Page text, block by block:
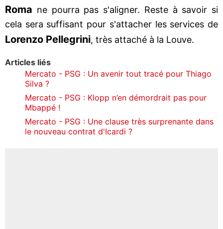
Roma ne pourra pas s'aligner. Reste à savoir si
cela sera suffisant pour s'attacher les services de
Lorenzo Pellegrini, très attaché à la Louve.
Articles liés
Mercato - PSG : Un avenir tout tracé pour Thiago
Silva ?
Mercato - PSG : Klopp n’en démordrait pas pour
Mbappé !
Mercato - PSG : Une clause très surprenante dans
le nouveau contrat d'Icardi ?